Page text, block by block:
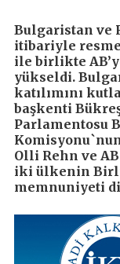
Bulgaristan ve
itibariyle
ile birlikte
yükseldi.
katılımını
başkenti
Parlamentosu
Olli Rehn ve
iki ülkenin
memnuniyeti